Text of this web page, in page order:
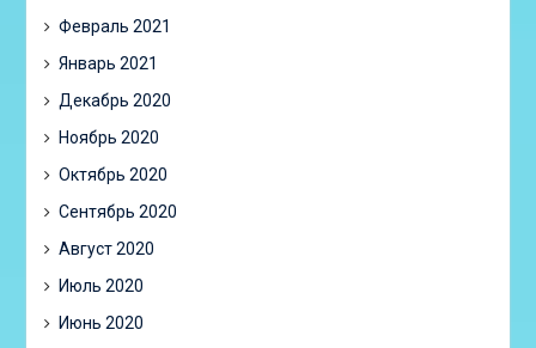
Февраль 2021
Январь 2021
Декабрь 2020
Ноябрь 2020
Октябрь 2020
Сентябрь 2020
Август 2020
Июль 2020
Июнь 2020